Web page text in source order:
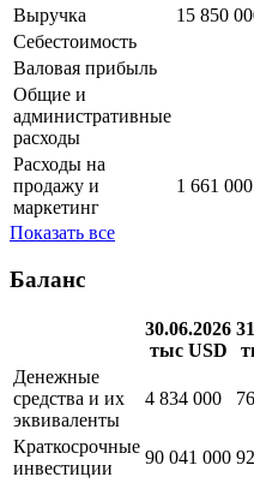
Выручка
15 850
Себестоимость
Валовая прибыль
Общие и
административные
расходы
Расходы на
продажу и
маркетинг
1 661 000
Показать все
Баланс
30.06.2026
тыс USD
Денежные
средства и их
эквиваленты
4 834 000
Краткосрочные
инвестиции
90 041 000